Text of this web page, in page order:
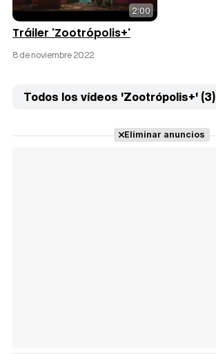
2:00
Tráiler 'Zootrópolis+'
8 de noviembre 2022
Todos los vídeos 'Zootrópolis+' (3)
Eliminar anuncios